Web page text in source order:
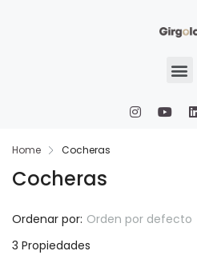
Home Cocheras
Cocheras
3 Propiedades
Ordenar por: Orden por defecto